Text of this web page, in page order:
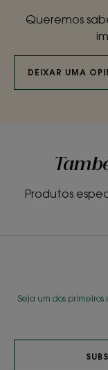
Queremos
DEIXAR UMA
Produtos
Seja um dos primeiros